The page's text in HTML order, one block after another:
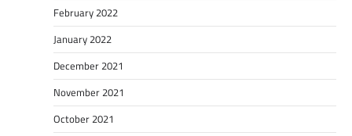
February 2022
January 2022
December 2021
November 2021
October 2021